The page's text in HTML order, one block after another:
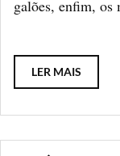
galões, enfim,
LER MAIS